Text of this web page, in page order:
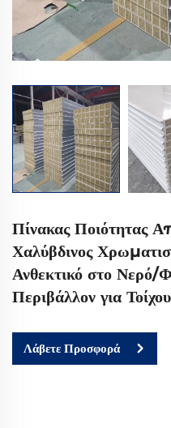
Πίνακας Ποιότητας
Χαλύβδινος
Ανθεκτικό στο Νερό/
Περιβάλλον για
Λάβετε Προσφορά